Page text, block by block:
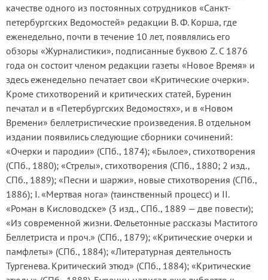
качестве одного из постоянных сотрудников «Санкт-
петербургских Ведомостей» редакции В. Ф. Корша, где
еженедельно, почти в течение 10 лет, появлялись его
обзоры «Журналистики», подписанные буквою Z. С 1876
года он состоит членом редакции газеты «Новое Время» и
здесь еженедельно печатает свои «Критические очерки».
Кроме стихотворений и критических статей, Буренин
печатал и в «Петербургских Ведомостях», и в «Новом
Времени» беллетристические произведения. В отдельном
издании появились следующие сборники сочинений:
«Очерки и пародии» (СПб., 1874); «Былое», стихотворения
(СПб., 1880); «Стрелы», стихотворения (СПб., 1880; 2 изд.,
СПб., 1889); «Песни и шаржи», новые стихотворения (СПб.,
1886); I. «Мертвая нога» (таинственный процесс) и II.
«Роман в Кисловодске» (3 изд., СПб., 1889 — две повести);
«Из современной жизни. Фельетонные рассказы Маститого
Беллетриста и проч.» (СПб., 1879); «Критические очерки и
памфлеты» (СПб., 1884); «Литературная деятельность
Тургенева. Критический этюд» (СПб., 1884); «Критические